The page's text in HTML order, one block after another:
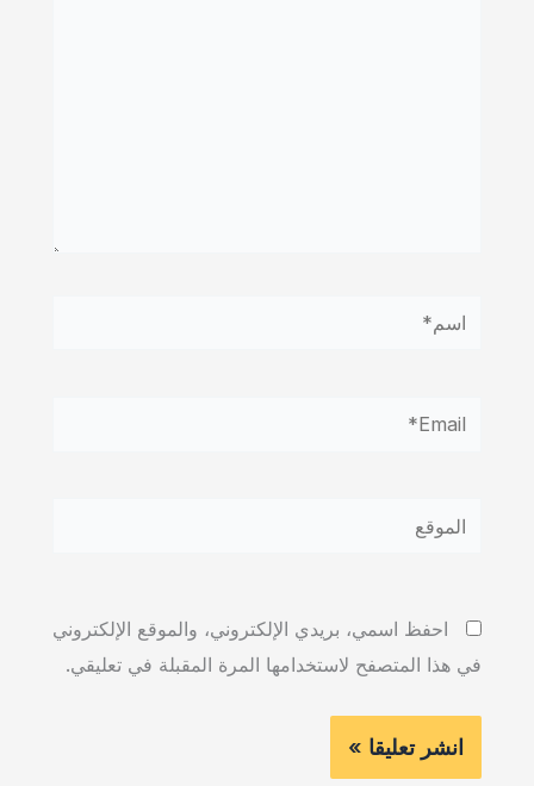
اسم*
Email*
الموقع
احفظ اسمي، بريدي الإلكتروني، والموقع الإلكتروني
في هذا المتصفح لاستخدامها المرة المقبلة في تعليقي.